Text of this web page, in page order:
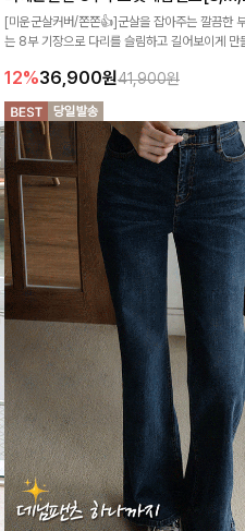
[미운군살커버/쫀쫀👍]군살을 잡아주는 깔끔한
는 8부 기장으로 다리를 슬림하고 길어보이게 만
12%36,900원41,900원